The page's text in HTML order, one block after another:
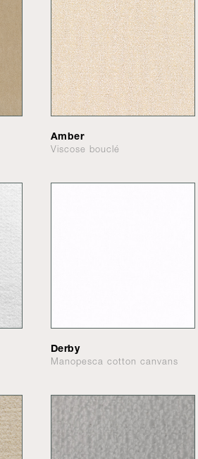
Amber
Viscose bouclé
Derby
Manopesca cotton canvans